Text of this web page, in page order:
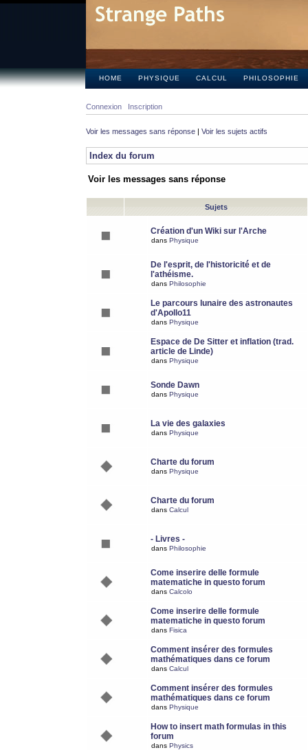
HOME PHYSIQUE CALCUL PHILOSOPHIE
Connexion Inscription
Voir les messages sans réponse | Voir les sujets actifs
Index du forum
Voir les messages sans réponse
Sujets
Création d'un Wiki sur l'Arche
dans Physique
De l'esprit, de l'historicité et de
l'athéisme.
dans Philosophie
Le parcours lunaire des astronautes
d'Apollo11
dans Physique
Espace de De Sitter et inflation (trad.
article de Linde)
dans Physique
Sonde Dawn
dans Physique
La vie des galaxies
dans Physique
Charte du forum
dans Physique
Charte du forum
dans Calcul
- Livres -
dans Philosophie
Come inserire delle formule
matematiche in questo forum
dans Calcolo
Come inserire delle formule
matematiche in questo forum
dans Fisica
Comment insérer des formules
mathématiques dans ce forum
dans Calcul
Comment insérer des formules
mathématiques dans ce forum
dans Physique
How to insert math formulas in this
forum
dans Physics